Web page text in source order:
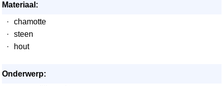
Materiaal:
·
chamotte
·
steen
·
hout
Onderwerp: